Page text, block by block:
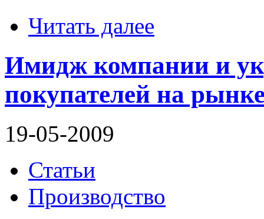
Читать далее
Имидж компании и
покупателей на
19-05-2009
Статьи
Производство